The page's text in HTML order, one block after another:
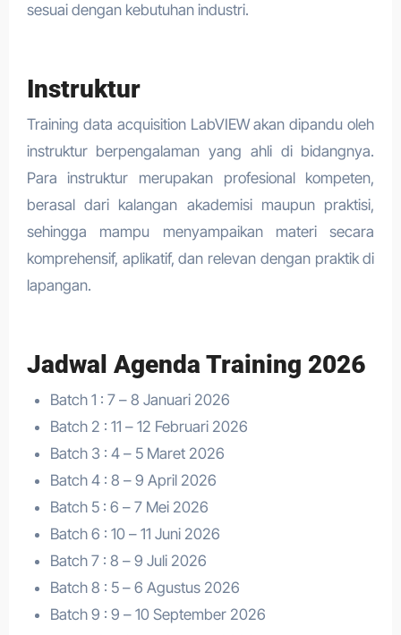
sesuai dengan kebutuhan industri.
Instruktur
Training data acquisition LabVIEW akan dipandu oleh
instruktur berpengalaman yang ahli di bidangnya.
Para instruktur merupakan profesional kompeten,
berasal dari kalangan akademisi maupun praktisi,
sehingga mampu menyampaikan materi secara
komprehensif, aplikatif, dan relevan dengan praktik di
lapangan.
Jadwal Agenda Training 2026
Batch 1 : 7 – 8 Januari 2026
Batch 2 : 11 – 12 Februari 2026
Batch 3 : 4 – 5 Maret 2026
Batch 4 : 8 – 9 April 2026
Batch 5 : 6 – 7 Mei 2026
Batch 6 : 10 – 11 Juni 2026
Batch 7 : 8 – 9 Juli 2026
Batch 8 : 5 – 6 Agustus 2026
Batch 9 : 9 – 10 September 2026